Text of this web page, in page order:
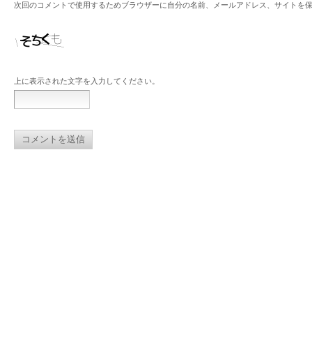
次回のコメントで使用するためブラウザーに自分の名前、メールアドレス、サイトを
上に表示された文字を入力してください。